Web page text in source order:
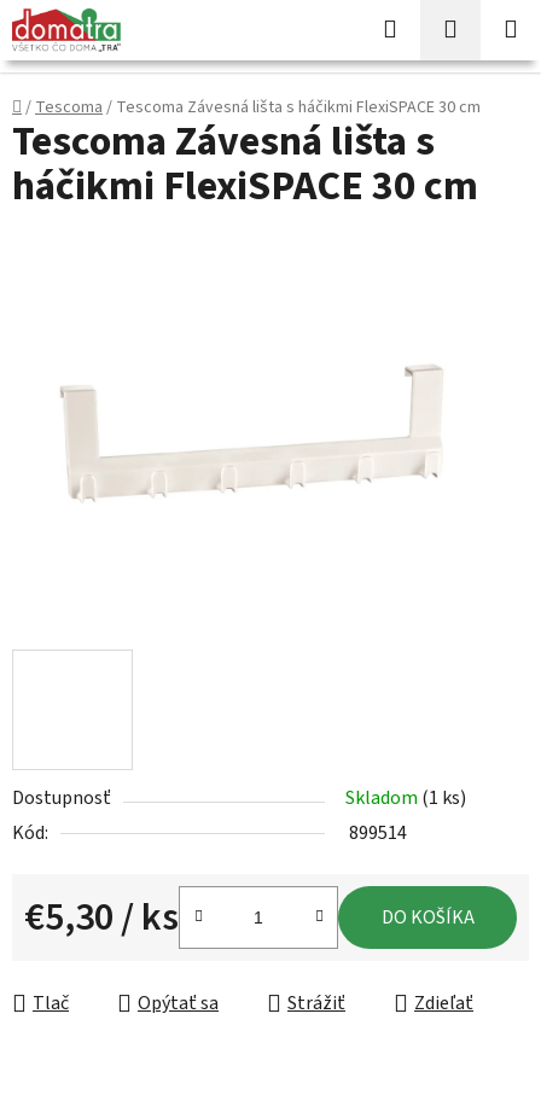
Prejsť
na
obsah
Hľadať
KOŠÍK
Domov
/Tescoma/ Tescoma Závesná lišta s háčikmi FlexiSPACE 30 cm
Dostupnosť Skladom (1 ks)
Kód:
899514
€5,30/ ks DO KOŠÍKA
Tlač Opýtať sa Strážiť Zdieľať
Tescoma Závesná lišta s
háčikmi FlexiSPACE 30 cm